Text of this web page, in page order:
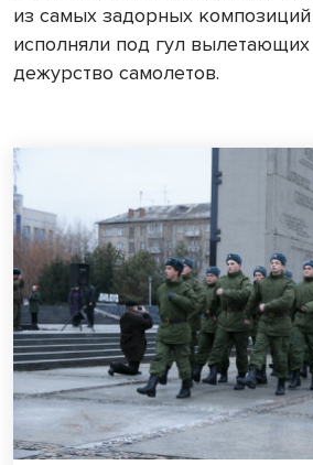
из самых задорных
исполняли под гул
дежурство самолетов.